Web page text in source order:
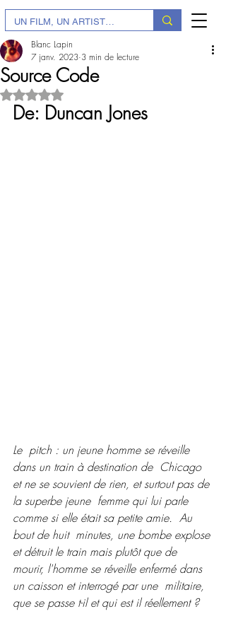
Source Code
Blanc Lapin
7 janv. 2023 3 min de lecture
Noté NaN étoiles sur 5.
De: Duncan Jones
Le  pitch : un jeune homme se réveille
dans un train à destination de  Chicago
et ne se souvient de rien, et surtout pas de
la superbe jeune  femme qui lui parle
comme si elle était sa petite amie.  Au
bout de huit  minutes, une bombe explose
et détruit le train mais plutôt que de
mourir, l'homme se réveille enfermé dans
un caisson et interrogé par une  militaire,
que se passe t-il et qui est il réellement ?